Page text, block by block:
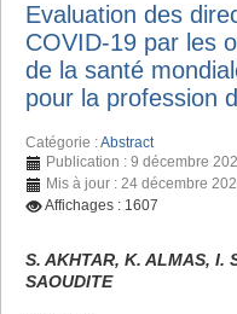
Evaluation des
COVID-19 par les
de la santé
pour la profession
Catégorie :Abstract
Publication : 9 décembre
Mis à jour : 24 décembre
Affichages : 1607
S. AKHTAR, K. ALMAS, I.
SAOUDITE